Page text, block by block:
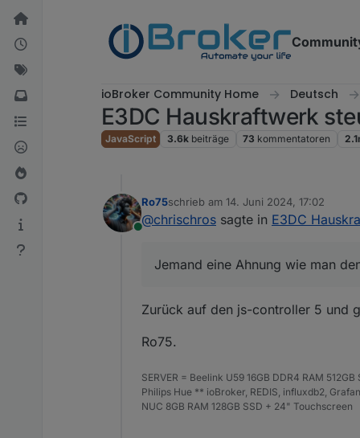
Weiter zum Inhalt
ioBroker Community Home Deutsch
E3DC Hauskraftwerk
JavaScript 3.6k beiträge 73 kommentatoren
Online
Ro75schrieb am 14. Juni 2024, 17:02
zuletzt editiert von
@chrischros sagte in E3DC
Jemand eine Ahnung wie man
Zurück auf den js-controller 5 und
Ro75.
SERVER = Beelink U59 16GB DDR4 RAM
Philips Hue ** ioBroker, REDIS, influxdb2,
NUC 8GB RAM 128GB SSD + 24" Touchscreen